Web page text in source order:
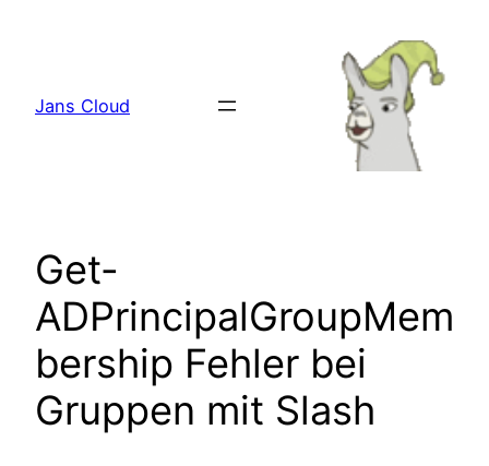
Jans Cloud
Get-
ADPrincipalGroupMem
bership Fehler bei
Gruppen mit Slash